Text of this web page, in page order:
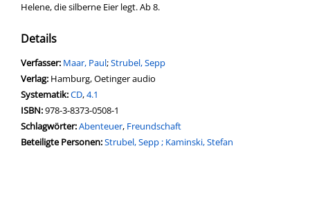
Helene, die silberne Eier legt. Ab 8.
Details
Verfasser: Suche nach diesem Verfasser
Maar, Paul;Strubel, Sepp
Verlag: Hamburg, Oetinger audio
opens in new tab
Diesen Link in neuem Tab öffnen
Systematik:Suche nach dieser Systematik
CD,4.1
Suche nach diesem Interessenskreis
ISBN:978-3-8373-0508-1
Schlagwörter:Abenteuer, Freundschaft
Beteiligte Personen:Suche nach dieser Beteiligten Person
Strubel, Sepp ; Kaminski, Stefan